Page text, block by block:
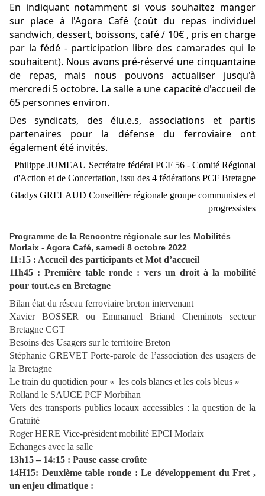
En indiquant notamment si vous souhaitez manger
sur place à l'Agora Café (coût du repas individuel
sandwich, dessert, boissons, café / 10€ , pris en charge
par la fédé - participation libre des camarades qui le
souhaitent). Nous avons pré-réservé une cinquantaine
de repas, mais nous pouvons actualiser jusqu'à
mercredi 5 octobre. La salle a une capacité d'accueil de
65 personnes environ.
Des syndicats, des élu.e.s, associations et partis
partenaires pour la défense du ferroviaire ont
également été invités.
Philippe JUMEAU Secrétaire fédéral PCF 56 - Comité Régional
d'Action et de Concertation, issu des 4 fédérations PCF Bretagne
Gladys GRELAUD Conseillère régionale groupe communistes et
progressistes
Programme de la Rencontre régionale sur les Mobilités
Morlaix - Agora Café, samedi 8 octobre 2022
11:15 : Accueil des participants et Mot d’accueil
11h45 : Première table ronde : vers un droit à la mobilité
pour tout.e.s en Bretagne
Bilan état du réseau ferroviaire breton intervenant
Xavier BOSSER ou Emmanuel Briand Cheminots secteur
Bretagne CGT
Besoins des Usagers sur le territoire Breton
Stéphanie GREVET Porte-parole de l’association des usagers de
la Bretagne
Le train du quotidien pour « les cols blancs et les cols bleus »
Rolland le SAUCE PCF Morbihan
Vers des transports publics locaux accessibles : la question de la
Gratuité
Roger HERE Vice-président mobilité EPCI Morlaix
Echanges avec la salle
13h15 – 14:15 : Pause casse croûte
14H15: Deuxième table ronde : Le développement du Fret ,
un enjeu climatique :